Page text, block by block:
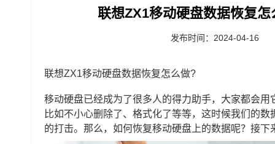
联想ZX1移动硬盘数据恢复
发布时间：2024-04-16
联想ZX1移动硬盘数据恢复怎么做?
移动硬盘已经成为了很多人的得力助手，大家都会
比如不小心删除了、格式化了等等，这时候我们的
的打击。那么，如何恢复移动硬盘上的数据呢？接